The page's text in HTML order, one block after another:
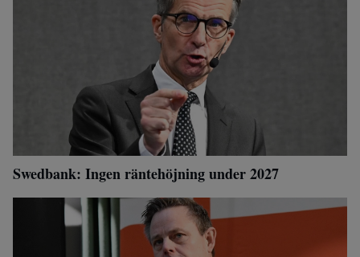
Swedbank: Ingen räntehöjning under 2027